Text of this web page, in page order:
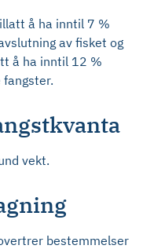
å ha inntil 7 %
av fisket og
å ha inntil 12 %
vekt.
bestemmelser